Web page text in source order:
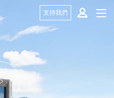
支持我們